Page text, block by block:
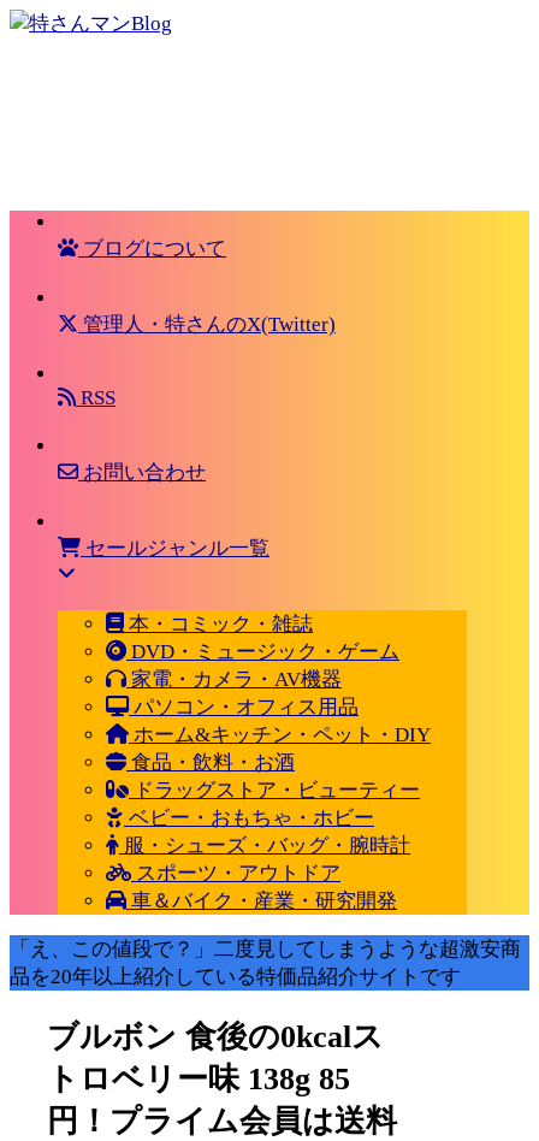
ブログについて
管理人・特さんのX(Twitter)
RSS
お問い合わせ
セールジャンル一覧
本・コミック・雑誌
DVD・ミュージック・ゲーム
家電・カメラ・AV機器
パソコン・オフィス用品
ホーム&キッチン・ペット・DIY
食品・飲料・お酒
ドラッグストア・ビューティー
ベビー・おもちゃ・ホビー
服・シューズ・バッグ・腕時計
スポーツ・アウトドア
車＆バイク・産業・研究開発
「え、この値段で？」二度見してしまうような超激安商
品を20年以上紹介している特価品紹介サイトです
ブルボン 食後の0kcalス
トロベリー味 138g 85
円！プライム会員は送料